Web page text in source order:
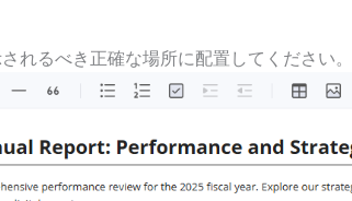
れるべき正確な場所に配置してください。